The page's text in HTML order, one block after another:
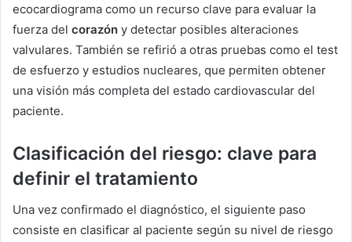
ecocardiograma como un recurso clave para evaluar la
fuerza del corazón y detectar posibles alteraciones
valvulares. También se refirió a otras pruebas como el test
de esfuerzo y estudios nucleares, que permiten obtener
una visión más completa del estado cardiovascular del
paciente.
Clasificación del riesgo: clave para
definir el tratamiento
Una vez confirmado el diagnóstico, el siguiente paso
consiste en clasificar al paciente según su nivel de riesgo